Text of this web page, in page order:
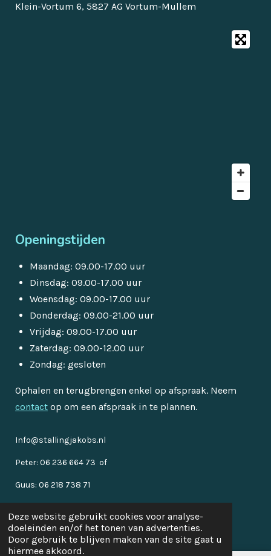
Deze website gebruikt cookies voor analyse-
doeleinden en/of het tonen van advertenties.
Door gebruik te blijven maken van de site gaat u
hiermee akkoord.
Klein-Vortum 6, 5827 AG Vortum-Mullem
Openingstijden
Maandag: 09.00-17.00 uur
Dinsdag: 09.00-17.00 uur
Woensdag: 09.00-17.00 uur
Donderdag: 09.00-21.00 uur
Vrijdag: 09.00-17.00 uur
Zaterdag: 09.00-12.00 uur
Zondag: gesloten
Ophalen en terugbrengen enkel op afspraak. Neem
contact op om een afspraak in te plannen.
Info@stallingjakobs.nl
Peter: 06 236 664 73 of
Guus: 06 218 738 71
© 2022 - 2026 Stalling Jakobs
Powered by JouwWeb